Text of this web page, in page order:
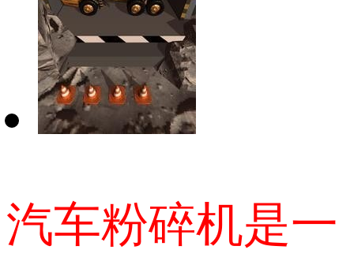
汽车粉碎机是一